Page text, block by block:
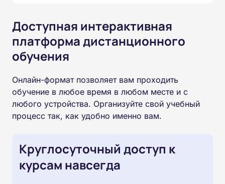
Доступная интерактивная
платформа дистанционного
обучения
Онлайн-формат позволяет вам проходить
обучение в любое время в любом месте и с
любого устройства. Организуйте свой учебный
процесс так, как удобно именно вам.
Круглосуточный доступ к
курсам навсегда